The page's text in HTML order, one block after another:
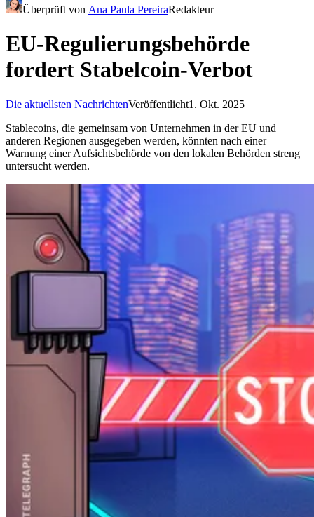
Überprüft von Ana Paula PereiraRedakteur
EU-Regulierungsbehörde
fordert Stabelcoin-Verbot
Die aktuellsten NachrichtenVeröffentlicht1. Okt. 2025
Stablecoins, die gemeinsam von Unternehmen in der EU und
anderen Regionen ausgegeben werden, könnten nach einer
Warnung einer Aufsichtsbehörde von den lokalen Behörden streng
untersucht werden.